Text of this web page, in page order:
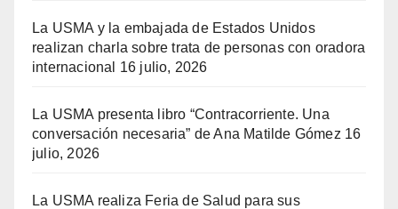
La USMA y la embajada de Estados Unidos
realizan charla sobre trata de personas con oradora
internacional
16 julio, 2026
La USMA presenta libro “Contracorriente. Una
conversación necesaria” de Ana Matilde Gómez 16
julio, 2026
La USMA realiza Feria de Salud para sus